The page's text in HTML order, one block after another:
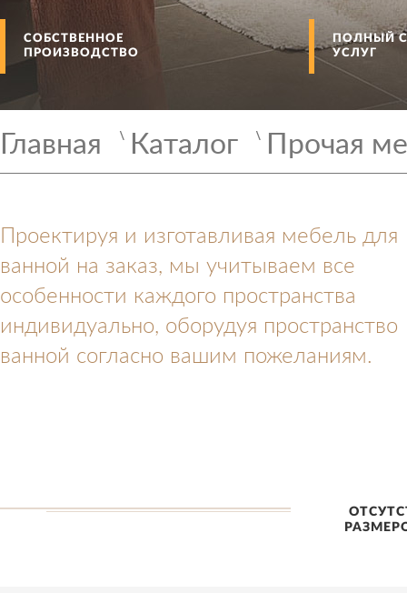
СОБСТВЕННОЕ
ПРОИЗВОДСТВО
ПОЛНЫЙ
УСЛУГ
Главная Каталог Прочая
Проектируя и изготавливая мебель для
ванной на заказ, мы учитываем все
особенности каждого пространства
индивидуально, оборудуя пространство
ванной согласно вашим пожеланиям.